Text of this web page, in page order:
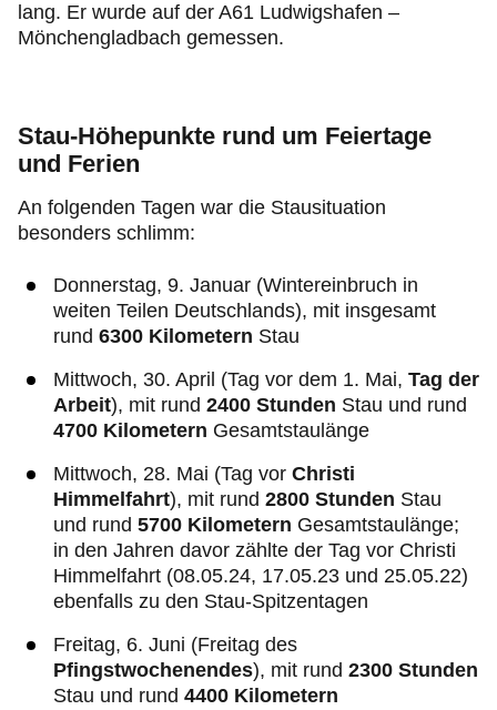
lang. Er wurde auf der A61 Ludwigshafen –
Mönchengladbach gemessen.
Stau-Höhepunkte rund um Feiertage
und Ferien
An folgenden Tagen war die Stausituation
besonders schlimm:
Donnerstag, 9. Januar (Wintereinbruch in
weiten Teilen Deutschlands), mit insgesamt
rund 6300 Kilometern Stau
Mittwoch, 30. April (Tag vor dem 1. Mai, Tag der
Arbeit), mit rund 2400 Stunden Stau und rund
4700 Kilometern Gesamtstaulänge
Mittwoch, 28. Mai (Tag vor Christi
Himmelfahrt), mit rund 2800 Stunden Stau
und rund 5700 Kilometern Gesamtstaulänge;
in den Jahren davor zählte der Tag vor Christi
Himmelfahrt (08.05.24, 17.05.23 und 25.05.22)
ebenfalls zu den Stau-Spitzentagen
Freitag, 6. Juni (Freitag des
Pfingstwochenendes), mit rund 2300 Stunden
Stau und rund 4400 Kilometern